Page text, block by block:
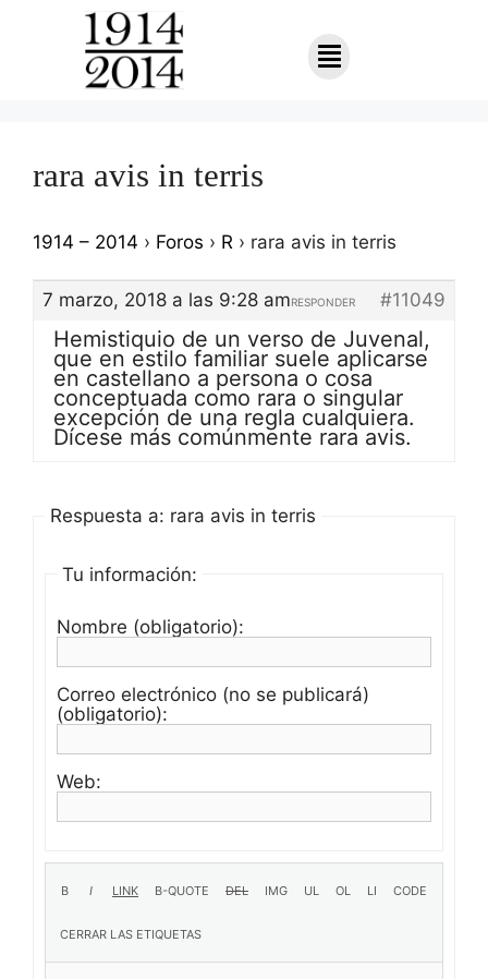
rara avis in terris
1914 – 2014 › Foros › R › rara avis in terris
7 marzo, 2018 a las 9:28 am #11049
RESPONDER
Hemistiquio de un verso de Juvenal,
que en estilo familiar suele aplicarse
en castellano a persona o cosa
conceptuada como rara o singular
excepción de una regla cualquiera.
Dícese más comúnmente rara avis.
Respuesta a: rara avis in terris
Tu información:
Nombre (obligatorio):
Correo electrónico (no se publicará)
(obligatorio):
Web: